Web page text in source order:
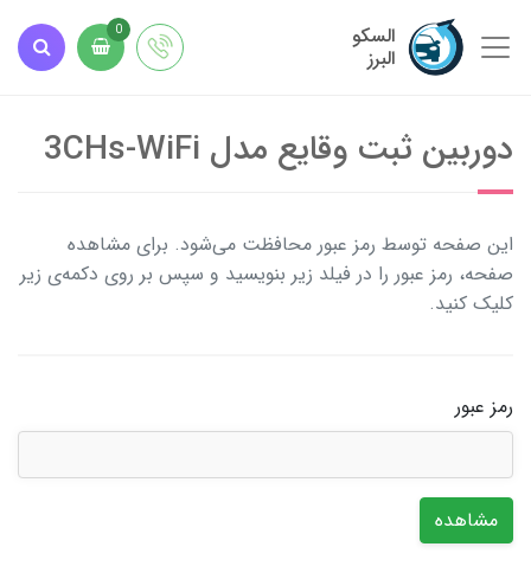
السکو
البرز
0
دوربین ثبت وقایع مدل 3CHs-WiFi
این صفحه توسط رمز عبور محافظت می‌شود. برای مشاهده
صفحه، رمز عبور را در فیلد زیر بنویسید و سپس بر روی دکمه‌ی زیر
کلیک کنید.
رمز عبور
مشاهده